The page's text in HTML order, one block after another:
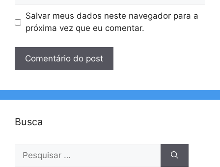
Salvar meus dados neste navegador para a
próxima vez que eu comentar.
Busca
por: